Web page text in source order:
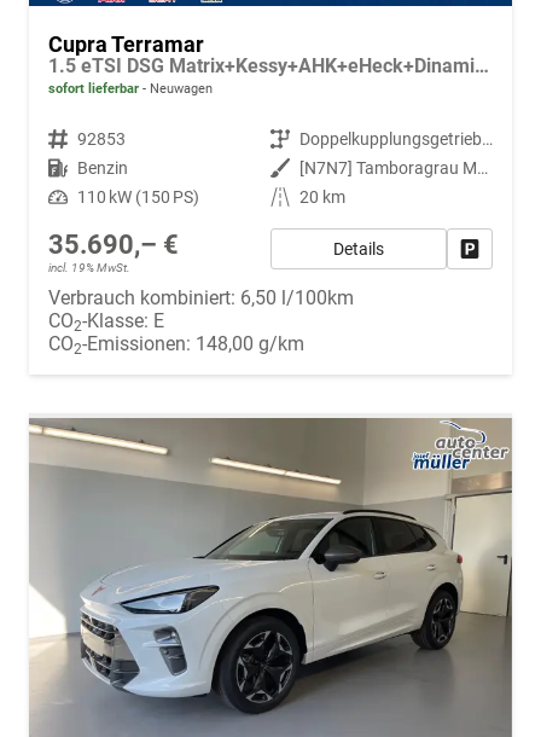
Cupra Terramar
1.5 eTSI DSG Matrix+Kessy+AHK+eHeck+Dinamica+CarPlay+eHeck+GV5
sofort lieferbar Neuwagen
Fahrzeugnr. 92853 Getriebe
Doppelkupplungsgetriebe (DSG)
Kraftstoff Benzin Außenfarbe
[N7N7] Tamboragrau Metallic
Leistung 110 kW (150 PS) Kilometerstand 20 km
35.690,– €
incl. 19% MwSt.
Details
Verbrauch kombiniert: 6,50 l/100km
CO2-Klasse: E
CO2-Emissionen: 148,00 g/km